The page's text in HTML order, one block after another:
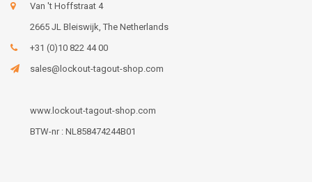
Van 't Hoffstraat 4
2665 JL Bleiswijk, The Netherlands
+31 (0)10 822 44 00
sales@lockout-tagout-shop.com
www.lockout-tagout-shop.com
BTW-nr : NL858474244B01